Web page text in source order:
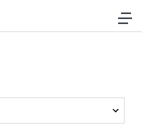
al contenido
y TV Usach